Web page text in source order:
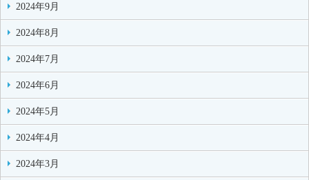
2024年9月
2024年8月
2024年7月
2024年6月
2024年5月
2024年4月
2024年3月